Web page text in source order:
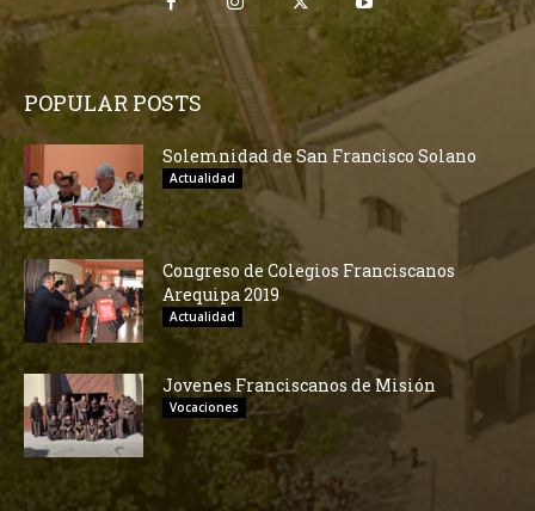
POPULAR POSTS
Solemnidad de San Francisco Solano
Actualidad
Congreso de Colegios Franciscanos
Arequipa 2019
Actualidad
Jovenes Franciscanos de Misión
Vocaciones